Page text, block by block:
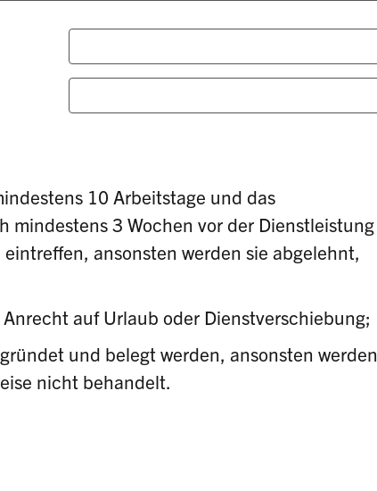
10 Arbeitstage und das
mindestens 3 Wochen vor der Dienstleistung
ansonsten werden sie abgelehnt,
auf Urlaub oder Dienstverschiebung;
und belegt werden, ansonsten werden
nicht behandelt.